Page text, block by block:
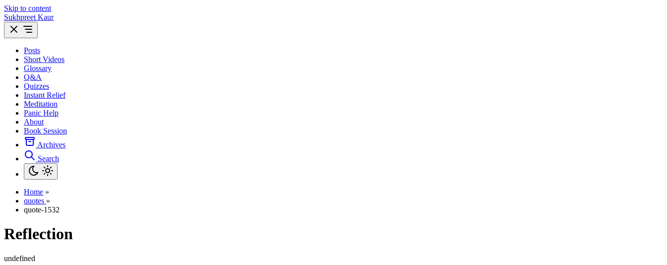
Skip to content
Sukhpreet Kaur
Posts
Short Videos
Glossary
Q&A
Quizzes
Instant Relief
Meditation
Panic Help
About
Book Session
Archives
Search
Home »
quotes »
quote-1532
Reflection
undefined